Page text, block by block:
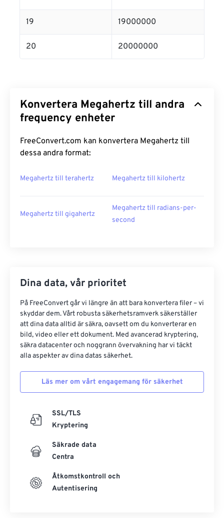
19 19000000
20 20000000
Konvertera Megahertz till andra
frequency enheter
FreeConvert.com kan konvertera Megahertz till
dessa andra format:
Megahertz till terahertz Megahertz till kilohertz
Megahertz till gigahertz
Megahertz till radians-per-
second
Dina data, vår prioritet
På FreeConvert går vi längre än att bara konvertera filer – vi
skyddar dem. Vårt robusta säkerhetsramverk säkerställer
att dina data alltid är säkra, oavsett om du konverterar en
bild, video eller ett dokument. Med avancerad kryptering,
säkra datacenter och noggrann övervakning har vi täckt
alla aspekter av dina datas säkerhet.
Läs mer om vårt engagemang för säkerhet
SSL/TLS
Kryptering
Säkrade data
Centra
Åtkomstkontroll och
Autentisering